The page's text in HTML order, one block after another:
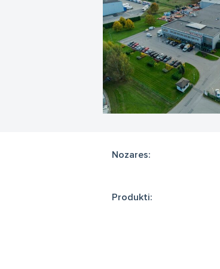
Nozares:
Produkti: